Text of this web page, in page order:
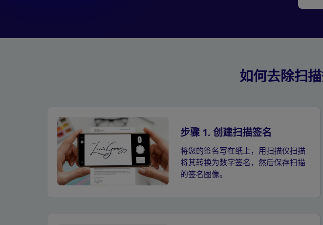
如何去除扫
步骤 1. 创建扫描签名
将您的签名写在纸上，用扫描仪扫描
将其转换为数字签名，然后保存扫描
的签名图像。